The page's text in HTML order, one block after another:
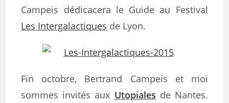
Campeis dédicacera le Guide au Festival
Les Intergalactiques de Lyon.
Fin octobre, Bertrand Campeis et moi
sommes invités aux Utopiales de Nantes.